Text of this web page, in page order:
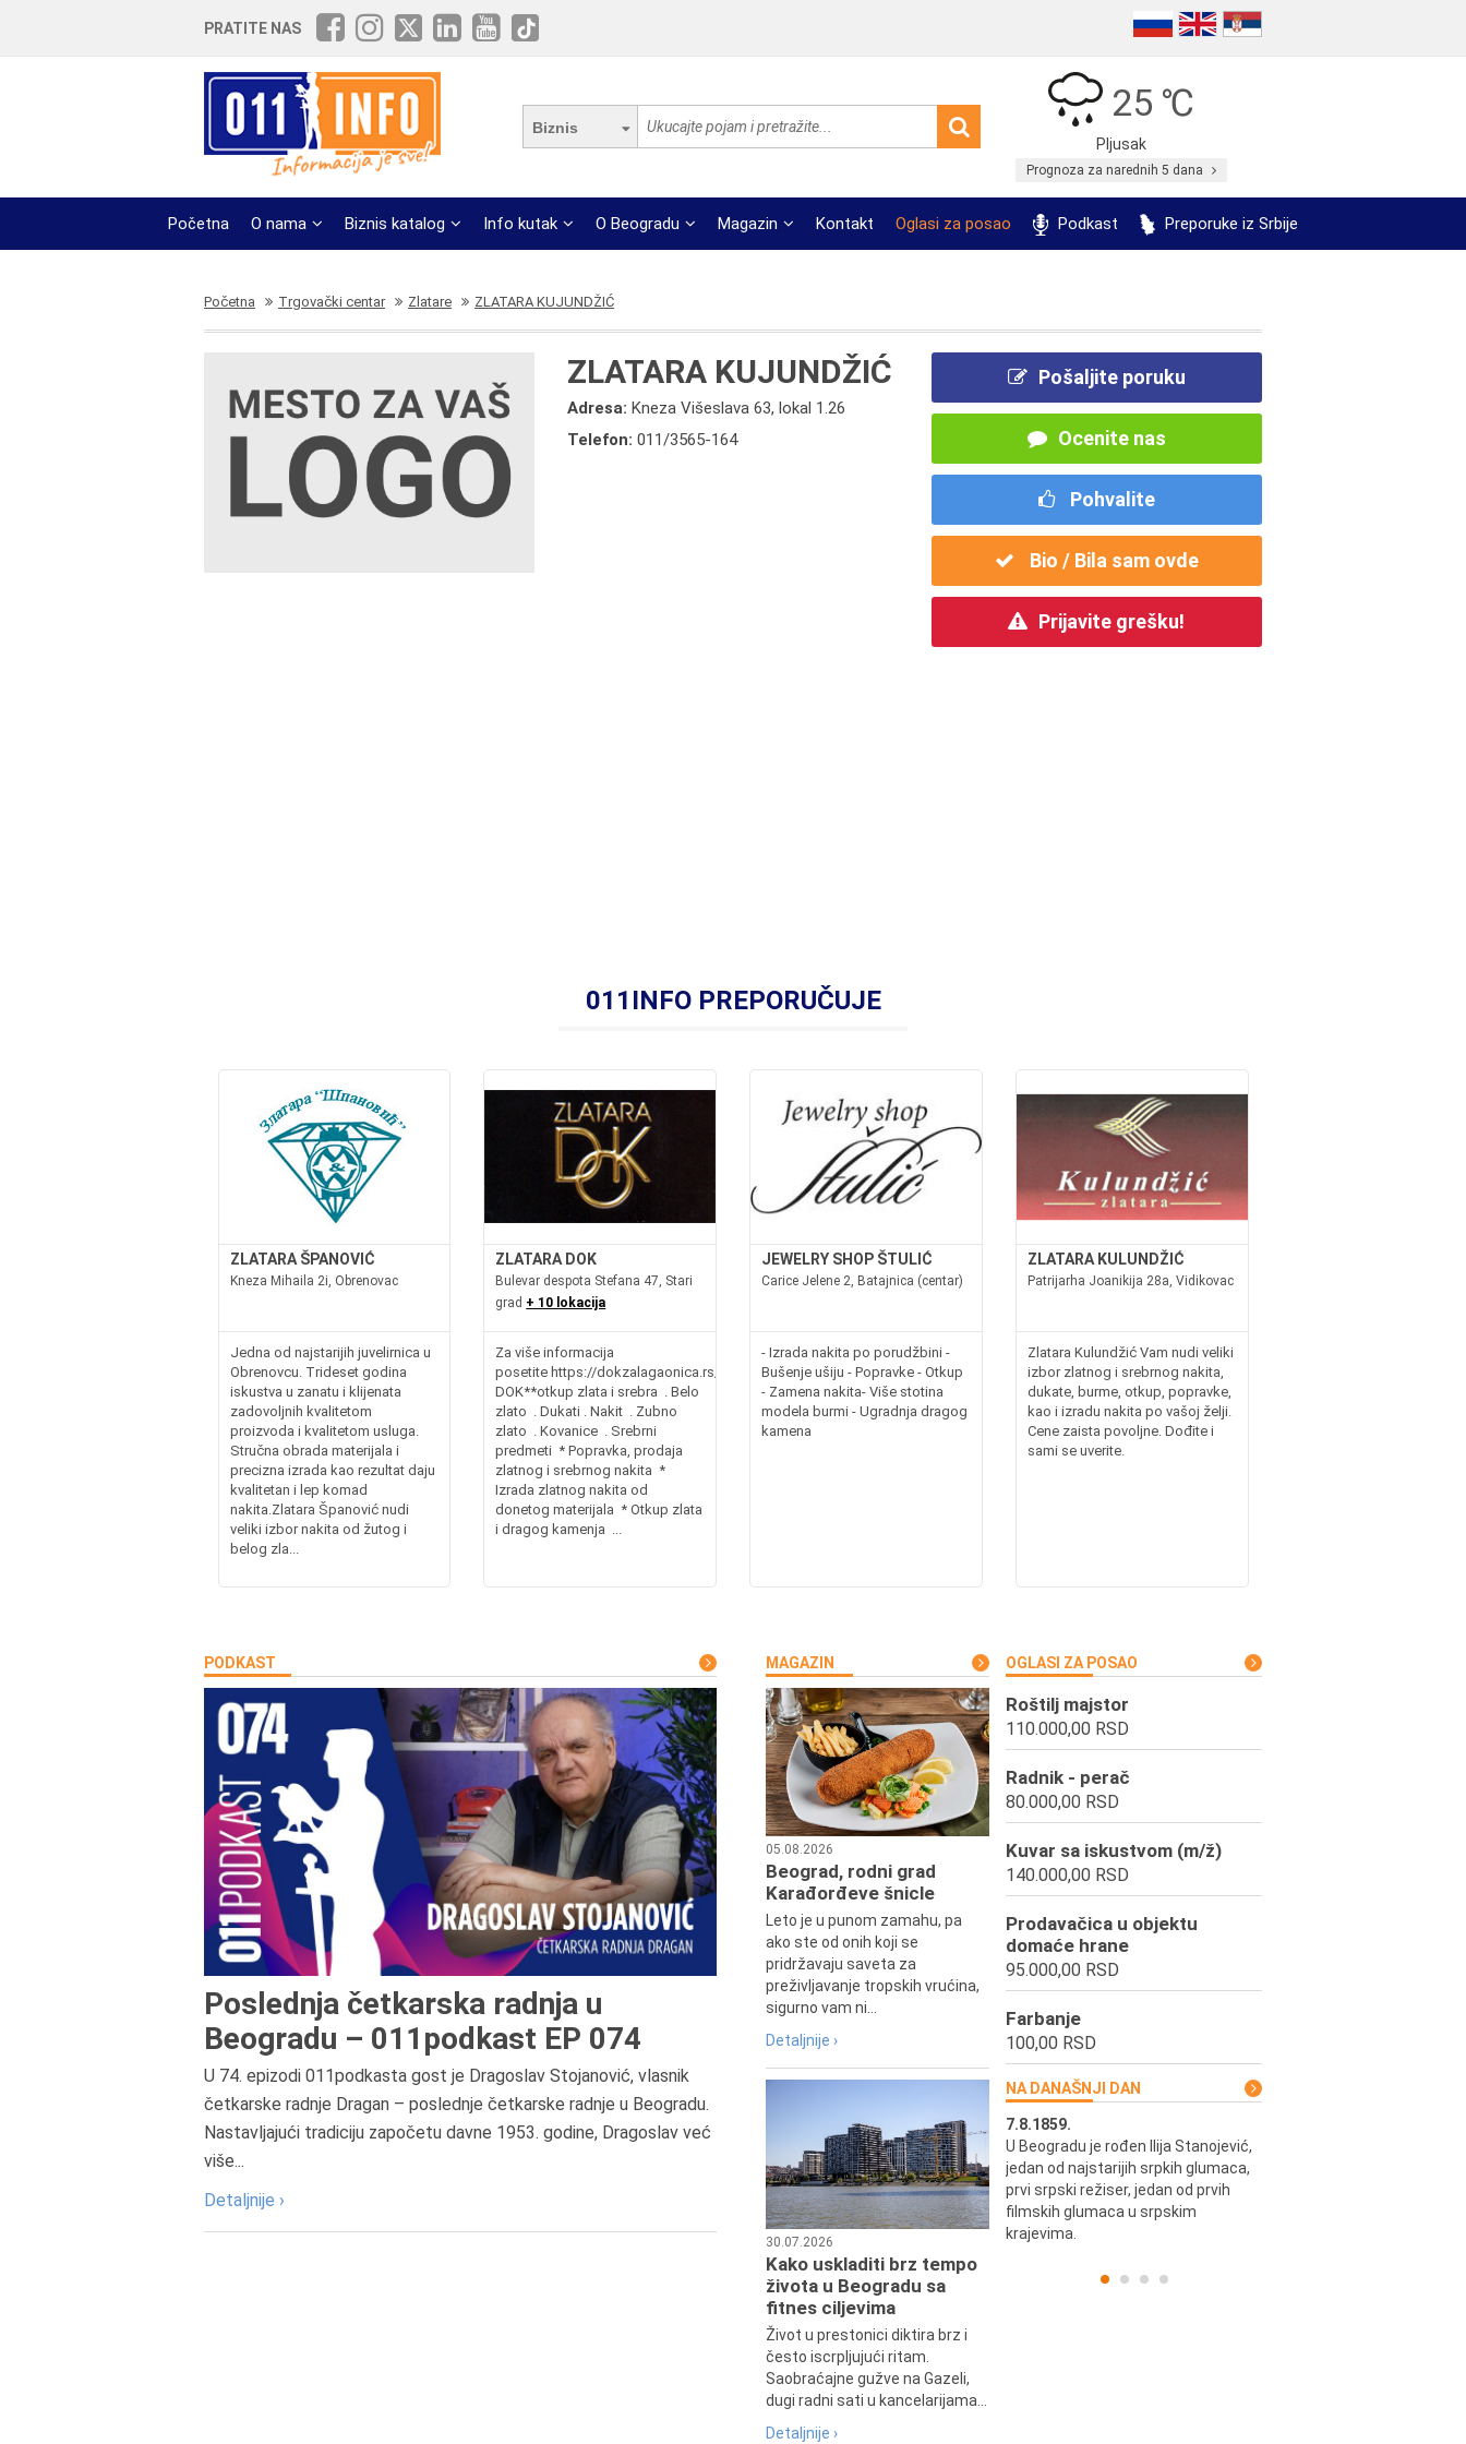
PRATITE NAS
Biznis
25 ℃
Pljusak
Prognoza za narednih 5 dana
Početna O nama Biznis katalog Info kutak O Beogradu Magazin Kontakt Oglasi za posao Podkast Preporuke iz Srbije
Početna Trgovački centar Zlatare ZLATARA KUJUNDŽIĆ
ZLATARA KUJUNDŽIĆ
Adresa:Kneza Višeslava 63, lokal 1.26
Telefon:011/3565-164
Pošaljite poruku
Ocenite nas
Pohvalite
Bio / Bila sam ovde
Prijavite grešku!
011INFO PREPORUČUJE
ZLATARA ŠPANOVIĆ
Kneza Mihaila 2i, Obrenovac
Jedna od najstarijih juvelirnica u
Obrenovcu. Trideset godina
iskustva u zanatu i klijenata
zadovoljnih kvalitetom
proizvoda i kvalitetom usluga.
Stručna obrada materijala i
precizna izrada kao rezultat daju
kvalitetan i lep komad
nakita.Zlatara Španović nudi
veliki izbor nakita od žutog i
belog zla...
ZLATARA DOK
Bulevar despota Stefana 47, Stari
grad + 10 lokacija
Za više informacija
posetite https://dokzalagaonica.rs/**ZLATARA
DOK**otkup zlata i srebra . Belo
zlato . Dukati . Nakit . Zubno
zlato . Kovanice . Srebrni
predmeti * Popravka, prodaja
zlatnog i srebrnog nakita *
Izrada zlatnog nakita od
donetog materijala * Otkup zlata
i dragog kamenja ...
JEWELRY SHOP ŠTULIĆ
Carice Jelene 2, Batajnica (centar)
- Izrada nakita po porudžbini -
Bušenje ušiju - Popravke - Otkup
- Zamena nakita- Više stotina
modela burmi - Ugradnja dragog
kamena
ZLATARA KULUNDŽIĆ
Patrijarha Joanikija 28a, Vidikovac
Zlatara Kulundžić Vam nudi veliki
izbor zlatnog i srebrnog nakita,
dukate, burme, otkup, popravke,
kao i izradu nakita po vašoj želji.
Cene zaista povoljne. Dođite i
sami se uverite.
PODKAST
Poslednja četkarska radnja u
Beogradu – 011podkast EP 074
U 74. epizodi 011podkasta gost je Dragoslav Stojanović, vlasnik
četkarske radnje Dragan – poslednje četkarske radnje u Beogradu.
Nastavljajući tradiciju započetu davne 1953. godine, Dragoslav već
više...
Detaljnije ›
MAGAZIN
05.08.2026
Beograd, rodni grad
Karađorđeve šnicle
Leto je u punom zamahu, pa
ako ste od onih koji se
pridržavaju saveta za
preživljavanje tropskih vrućina,
sigurno vam ni...
Detaljnije ›
30.07.2026
Kako uskladiti brz tempo
života u Beogradu sa
fitnes ciljevima
Život u prestonici diktira brz i
često iscrpljujući ritam.
Saobraćajne gužve na Gazeli,
dugi radni sati u kancelarijama...
Detaljnije ›
OGLASI ZA POSAO
Roštilj majstor
110.000,00 RSD
Radnik - perač
80.000,00 RSD
Kuvar sa iskustvom (m/ž)
140.000,00 RSD
Prodavačica u objektu
domaće hrane
95.000,00 RSD
Farbanje
100,00 RSD
NA DANAŠNJI DAN
Preminula je Đurđija Cvetić,
pozorišna, filmska i TV glumica.
7.8.1859.
U Beogradu je rođen Ilija Stanojević,
jedan od najstarijih srpkih glumaca,
prvi srpski režiser, jedan od prvih
filmskih glumaca u srpskim
krajevima.